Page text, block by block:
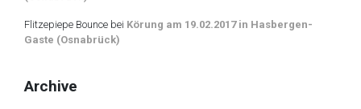
Flitzepiepe Bounce bei Körung am 19.02.2017 in Hasbergen-
Gaste (Osnabrück)
Archive